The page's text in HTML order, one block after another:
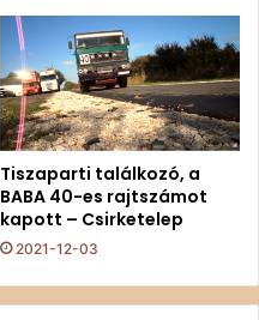
Tiszaparti találkozó, a
BABA 40-es rajtszámot
kapott – Csirketelep
2021-12-03